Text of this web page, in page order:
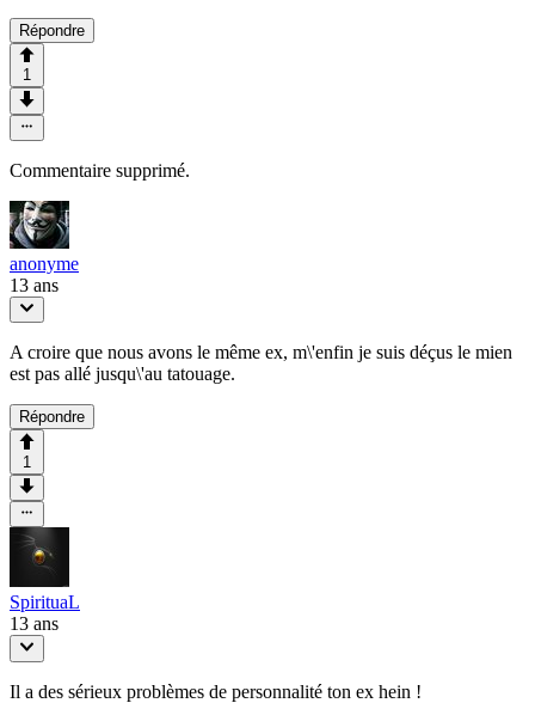
Répondre
1
Commentaire supprimé.
anonyme
13 ans
A croire que nous avons le même ex, m\'enfin je suis déçus le mien
est pas allé jusqu\'au tatouage.
Répondre
1
SpirituaL
13 ans
Il a des sérieux problèmes de personnalité ton ex hein !